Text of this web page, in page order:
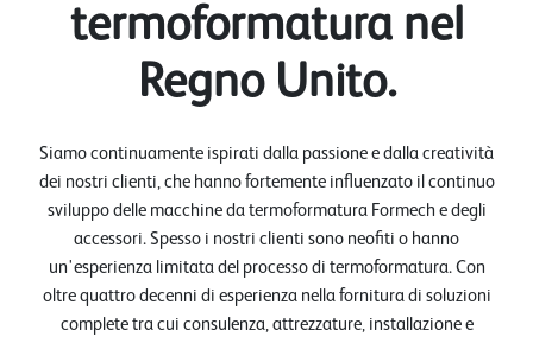
termoformatura nel
Regno Unito.
Siamo continuamente ispirati dalla passione e dalla creatività
dei nostri clienti, che hanno fortemente influenzato il continuo
sviluppo delle macchine da termoformatura Formech e degli
accessori. Spesso i nostri clienti sono neofiti o hanno
un'esperienza limitata del processo di termoformatura. Con
oltre quattro decenni di esperienza nella fornitura di soluzioni
complete tra cui consulenza, attrezzature, installazione e